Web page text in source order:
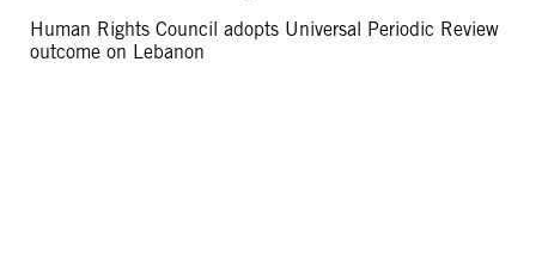
Human Rights Council adopts Universal Periodic Review
outcome on Lebanon